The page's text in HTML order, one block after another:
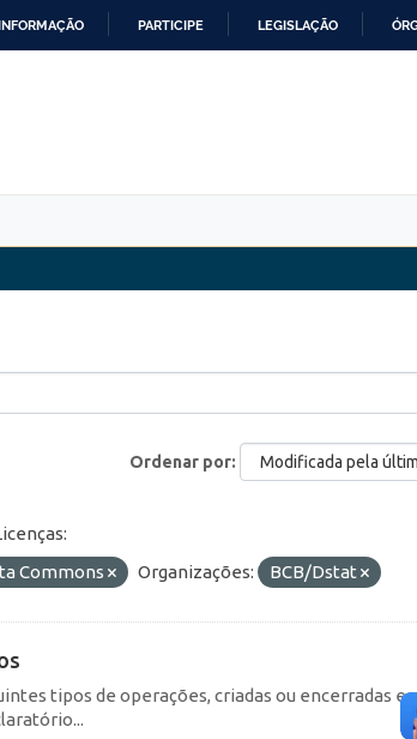
PARTICIPE LEGISLAÇÃO
Ordenar por
Commons
Organizações: BCB/Dstat
tipos de operações, criadas ou encerradas